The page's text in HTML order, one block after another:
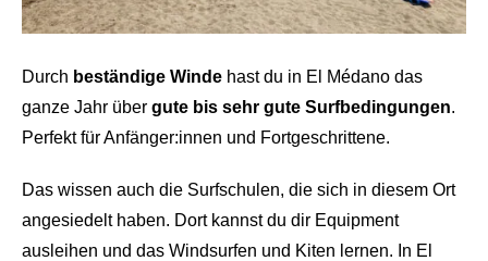
Durch beständige Winde hast du in El Médano das
ganze Jahr über gute bis sehr gute Surfbedingungen.
Perfekt für Anfänger:innen und Fortgeschrittene.
Das wissen auch die Surfschulen, die sich in diesem Ort
angesiedelt haben. Dort kannst du dir Equipment
ausleihen und das Windsurfen und Kiten lernen. In El